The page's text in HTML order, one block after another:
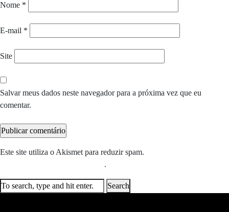
Nome *
E-mail *
Site
Salvar meus dados neste navegador para a próxima vez que eu
comentar.
Este site utiliza o Akismet para reduzir spam.
.
Search